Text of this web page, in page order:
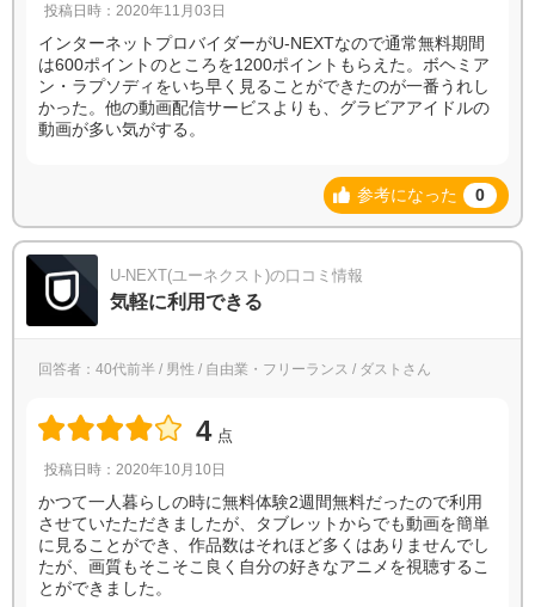
投稿日時：2020年11月03日
インターネットプロバイダーがU-NEXTなので通常無料期間
は600ポイントのところを1200ポイントもらえた。ボヘミア
ン・ラプソディをいち早く見ることができたのが一番うれし
かった。他の動画配信サービスよりも、グラビアアイドルの
動画が多い気がする。
参考になった 0
U-NEXT(ユーネクスト)の口コミ情報
気軽に利用できる
回答者：40代前半 / 男性 / 自由業・フリーランス / ダストさん
4 点
投稿日時：2020年10月10日
かつて一人暮らしの時に無料体験2週間無料だったので利用
させていたただきましたが、タブレットからでも動画を簡単
に見ることができ、作品数はそれほど多くはありませんでし
たが、画質もそこそこ良く自分の好きなアニメを視聴するこ
とができました。